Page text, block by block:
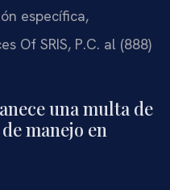
específica,
Of SRIS, P.C. al (888)
una multa de
manejo en